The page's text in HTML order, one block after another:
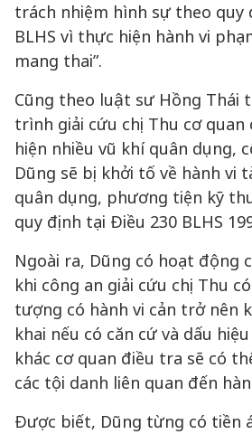
trách nhiệm hình sự theo quy
BLHS vì thực hiện hành vi
mang thai”.
Cũng theo luật sư Hồng Thái
trình giải cứu chị Thu cơ quan
hiện nhiều vũ khí quân dụng,
Dũng sẽ bị khởi tố về hành vi
quân dụng, phương tiện kỹ
quy định tại Điều 230 BLHS
Ngoài ra, Dũng có hoạt động
khi công an giải cứu chị Thu
tượng có hành vi cản trở nên
khai nếu có căn cứ và dấu
khác cơ quan điều tra sẽ có
các tội danh liên quan đến
Được biết, Dũng từng có tiền